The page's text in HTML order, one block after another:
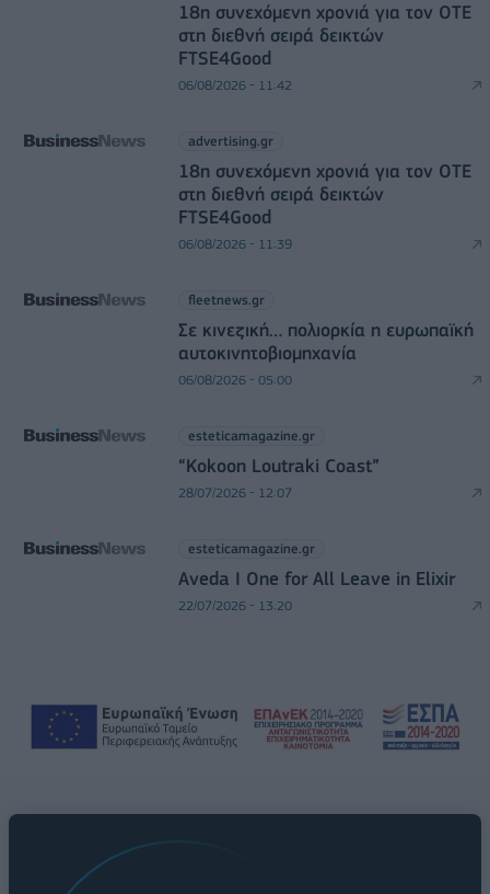
18η συνεχόμενη χρονιά για τον ΟΤΕ
στη διεθνή σειρά δεικτών
FTSE4Good
06/08/2026 - 11:42
advertising.gr
18η συνεχόμενη χρονιά για τον ΟΤΕ
στη διεθνή σειρά δεικτών
FTSE4Good
06/08/2026 - 11:39
fleetnews.gr
Σε κινεζική… πολιορκία η ευρωπαϊκή
αυτοκινητοβιομηχανία
06/08/2026 - 05:00
esteticamagazine.gr
“Kokoon Loutraki Coast”
28/07/2026 - 12:07
esteticamagazine.gr
Aveda I One for All Leave in Elixir
22/07/2026 - 13:20